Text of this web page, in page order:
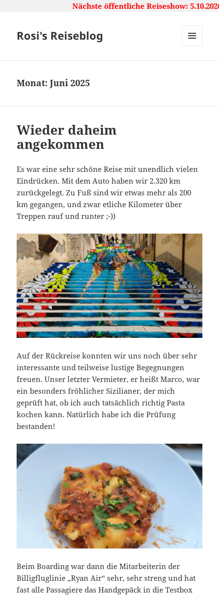
Nächste öffentliche Reiseshow:
Rosi's Reiseblog
Monat:Juni 2025
Wieder daheim
angekommen
Es war eine sehr schöne Reise mit unendlich vielen
Eindrücken. Mit dem Auto haben wir 2.320 km
zurückgelegt. Zu Fuß sind wir etwas mehr als 200
km gegangen, und zwar etliche Kilometer über
Treppen rauf und runter ;-))
Auf der Rückreise konnten wir uns noch über sehr
interessante und teilweise lustige Begegnungen
freuen. Unser letzter Vermieter, er heißt Marco, war
ein besonders fröhlicher Sizilianer, der mich
geprüft hat, ob ich auch tatsächlich richtig Pasta
kochen kann. Natürlich habe ich die Prüfung
bestanden!
Beim Boarding war dann die Mitarbeiterin der
Billigfluglinie „Ryan Air“ sehr, sehr streng und hat
fast alle Passagiere das Handgepäck in die Testbox